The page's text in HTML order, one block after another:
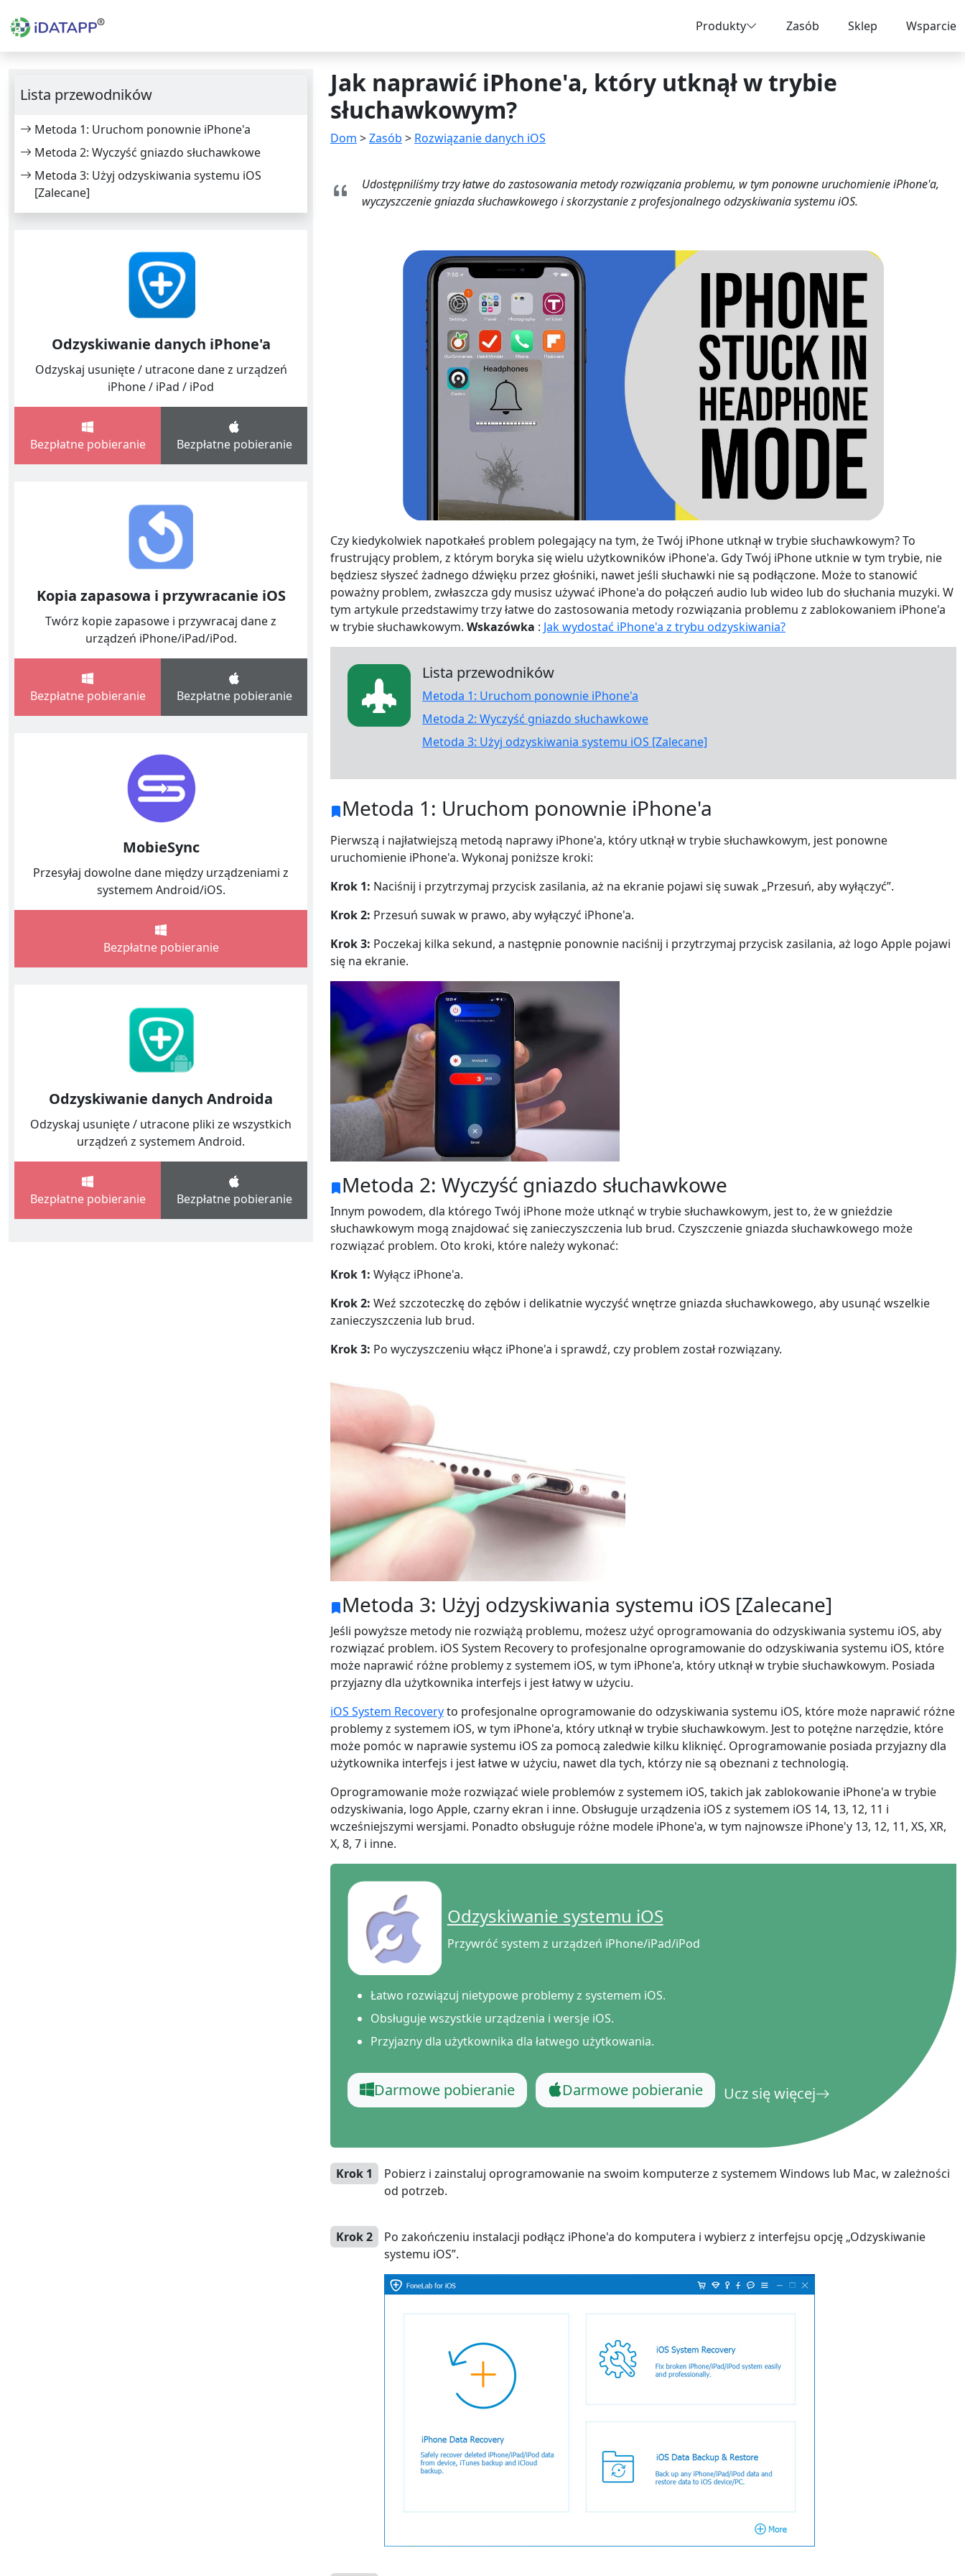
Produkty Zasób Sklep Wsparcie
Lista przewodników
Metoda 1: Uruchom ponownie iPhone'a
Metoda 2: Wyczyść gniazdo słuchawkowe
Metoda 3: Użyj odzyskiwania systemu iOS
[Zalecane]
Odzyskiwanie danych iPhone'a
Odzyskaj usunięte / utracone dane z urządzeń
iPhone / iPad / iPod
Bezpłatne pobieranie Bezpłatne pobieranie
Kopia zapasowa i przywracanie iOS
Twórz kopie zapasowe i przywracaj dane z
urządzeń iPhone/iPad/iPod.
Bezpłatne pobieranie Bezpłatne pobieranie
MobieSync
Przesyłaj dowolne dane między urządzeniami z
systemem Android/iOS.
Bezpłatne pobieranie
Odzyskiwanie danych Androida
Odzyskaj usunięte / utracone pliki ze wszystkich
urządzeń z systemem Android.
Bezpłatne pobieranie Bezpłatne pobieranie
Jak naprawić iPhone'a, który utknął w trybie
słuchawkowym?
Dom >Zasób > Rozwiązanie danych iOS
Udostępniliśmy trzy łatwe do zastosowania metody rozwiązania problemu, w tym ponowne uruchomienie iPhone'a,
wyczyszczenie gniazda słuchawkowego i skorzystanie z profesjonalnego odzyskiwania systemu iOS.
Czy kiedykolwiek napotkałeś problem polegający na tym, że Twój iPhone utknął w trybie słuchawkowym? To
frustrujący problem, z którym boryka się wielu użytkowników iPhone'a. Gdy Twój iPhone utknie w tym trybie, nie
będziesz słyszeć żadnego dźwięku przez głośniki, nawet jeśli słuchawki nie są podłączone. Może to stanowić
poważny problem, zwłaszcza gdy musisz używać iPhone'a do połączeń audio lub wideo lub do słuchania muzyki. W
tym artykule przedstawimy trzy łatwe do zastosowania metody rozwiązania problemu z zablokowaniem iPhone'a
w trybie słuchawkowym. Wskazówka : Jak wydostać iPhone'a z trybu odzyskiwania?
Lista przewodników
Metoda 1: Uruchom ponownie iPhone'a
Metoda 2: Wyczyść gniazdo słuchawkowe
Metoda 3: Użyj odzyskiwania systemu iOS [Zalecane]
Metoda 1: Uruchom ponownie iPhone'a
Pierwszą i najłatwiejszą metodą naprawy iPhone'a, który utknął w trybie słuchawkowym, jest ponowne
uruchomienie iPhone'a. Wykonaj poniższe kroki:
Krok 1: Naciśnij i przytrzymaj przycisk zasilania, aż na ekranie pojawi się suwak „Przesuń, aby wyłączyć”.
Krok 2: Przesuń suwak w prawo, aby wyłączyć iPhone'a.
Krok 3: Poczekaj kilka sekund, a następnie ponownie naciśnij i przytrzymaj przycisk zasilania, aż logo Apple pojawi
się na ekranie.
Metoda 2: Wyczyść gniazdo słuchawkowe
Innym powodem, dla którego Twój iPhone może utknąć w trybie słuchawkowym, jest to, że w gnieździe
słuchawkowym mogą znajdować się zanieczyszczenia lub brud. Czyszczenie gniazda słuchawkowego może
rozwiązać problem. Oto kroki, które należy wykonać:
Krok 1: Wyłącz iPhone'a.
Krok 2: Weź szczoteczkę do zębów i delikatnie wyczyść wnętrze gniazda słuchawkowego, aby usunąć wszelkie
zanieczyszczenia lub brud.
Krok 3: Po wyczyszczeniu włącz iPhone'a i sprawdź, czy problem został rozwiązany.
Metoda 3: Użyj odzyskiwania systemu iOS [Zalecane]
Jeśli powyższe metody nie rozwiążą problemu, możesz użyć oprogramowania do odzyskiwania systemu iOS, aby
rozwiązać problem. iOS System Recovery to profesjonalne oprogramowanie do odzyskiwania systemu iOS, które
może naprawić różne problemy z systemem iOS, w tym iPhone'a, który utknął w trybie słuchawkowym. Posiada
przyjazny dla użytkownika interfejs i jest łatwy w użyciu.
iOS System Recoveryto profesjonalne oprogramowanie do odzyskiwania systemu iOS, które może naprawić różne
problemy z systemem iOS, w tym iPhone'a, który utknął w trybie słuchawkowym. Jest to potężne narzędzie, które
może pomóc w naprawie systemu iOS za pomocą zaledwie kilku kliknięć. Oprogramowanie posiada przyjazny dla
użytkownika interfejs i jest łatwe w użyciu, nawet dla tych, którzy nie są obeznani z technologią.
Oprogramowanie może rozwiązać wiele problemów z systemem iOS, takich jak zablokowanie iPhone'a w trybie
odzyskiwania, logo Apple, czarny ekran i inne. Obsługuje urządzenia iOS z systemem iOS 14, 13, 12, 11 i
wcześniejszymi wersjami. Ponadto obsługuje różne modele iPhone'a, w tym najnowsze iPhone'y 13, 12, 11, XS, XR,
X, 8, 7 i inne.
Odzyskiwanie systemu iOS
Przywróć system z urządzeń iPhone/iPad/iPod
Łatwo rozwiązuj nietypowe problemy z systemem iOS.
Obsługuje wszystkie urządzenia i wersje iOS.
Przyjazny dla użytkownika dla łatwego użytkowania.
Darmowe pobieranie Darmowe pobieranie Ucz się więcej
Krok 1
Pobierz i zainstaluj oprogramowanie na swoim komputerze z systemem Windows lub Mac, w zależności
od potrzeb.
Krok 2
Po zakończeniu instalacji podłącz iPhone'a do komputera i wybierz z interfejsu opcję „Odzyskiwanie
systemu iOS”.
Zmiana języka
Tiếng Việt
Português
Türk
தமிழ் Bahasa Melayu
ไทย
Română Polskie
繁體中文